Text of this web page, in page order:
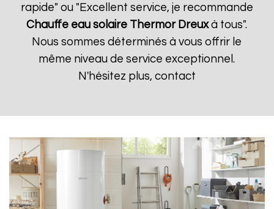
rapide" ou "Excellent service, je recommande
Chauffe eau solaire Thermor Dreuxà tous".
Nous sommes déterminés à vous offrir le
même niveau de service exceptionnel.
N'hésitez plus, contact